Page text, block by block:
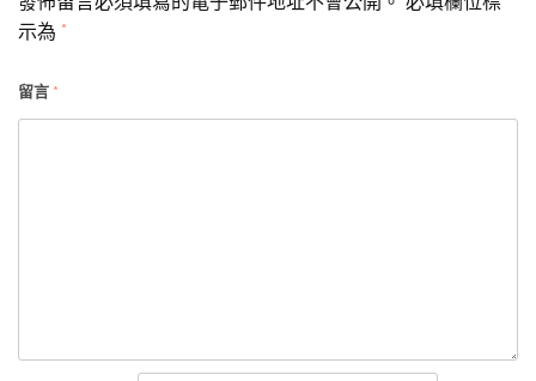
示為 *
留言 *